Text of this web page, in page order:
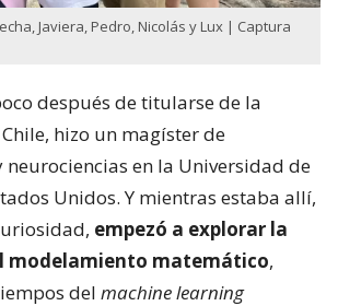
Javiera, Pedro, Nicolás y Lux | Captura
después de titularse de la
hizo un magíster de
en la Universidad de
Unidos. Y mientras estaba allí,
empezó a explorar la
modelamiento matemático,
del machine learning